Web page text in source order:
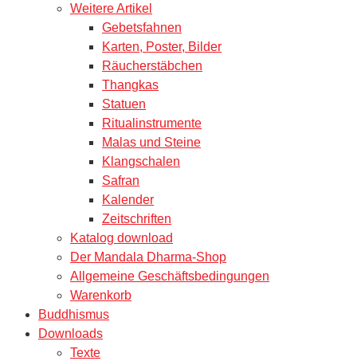
Weitere Artikel
Gebetsfahnen
Karten, Poster, Bilder
Räucherstäbchen
Thangkas
Statuen
Ritualinstrumente
Malas und Steine
Klangschalen
Safran
Kalender
Zeitschriften
Katalog download
Der Mandala Dharma-Shop
Allgemeine Geschäftsbedingungen
Warenkorb
Buddhismus
Downloads
Texte